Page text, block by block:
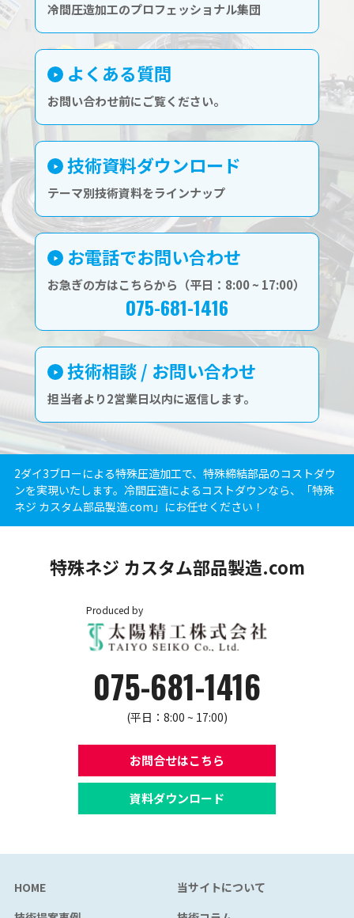
冷間圧造加工のプロフェッショナル集団
よくある質問
お問い合わせ前にご覧ください。
技術資料ダウンロード
テーマ別技術資料をラインナップ
お電話でお問い合わせ
お急ぎの方はこちらから（平日：8:00 ~ 17:00）
075-681-1416
技術相談 / お問い合わせ
担当者より2営業日以内に返信します。
2ダイ3ブローによる特殊圧造加工で、特殊締結部品のコストダウ
ンを実現いたします。冷間圧造によるコストダウンなら、「特殊
ネジ カスタム部品製造.com」にお任せください！
特殊ネジ カスタム部品製造.com
Produced by
075-681-1416
(平日：8:00 ~ 17:00)
お問合せはこちら
資料ダウンロード
HOME
当サイトについて